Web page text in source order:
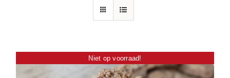
Niet op voorraad!